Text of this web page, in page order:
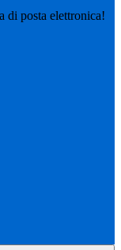
di posta elettronica!